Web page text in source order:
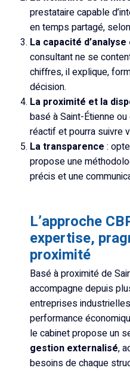
prestataire capable
en temps partagé,
La capacité
consultant ne se
chiffres, il explique,
décision.
La proximité et la
basé à Saint-Étienne
réactif et pourra suivre
La transparence :
propose une
précis et une
L’approche
expertise,
proximité
Basé à proximité de
accompagne depuis
entreprises
performance
le cabinet propose un
gestion externalisé,
besoins de chaque